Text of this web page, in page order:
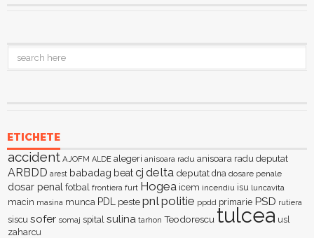
ETICHETE
accident AJOFM ALDE alegeri anisoara radu anisoara radu deputat
ARBDD arest babadag beatcj delta deputat dna dosare penale
dosar penal fotbal frontiera furt Hogea icem incendiu isu luncavita
macin masina munca PDL peste pnlpolitie ppdd primarie PSD rutiera
siscu sofer somaj spital sulina tarhon Teodorescu tulcea usl
zaharcu